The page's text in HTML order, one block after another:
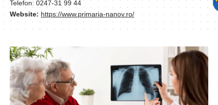
Telefon: 0247-31 99 44
Website: https://www.primaria-nanov.ro/